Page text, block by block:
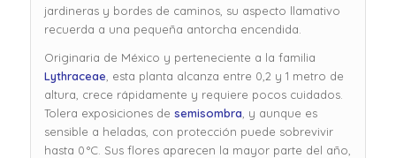
jardineras y bordes de caminos, su aspecto llamativo
recuerda a una pequeña antorcha encendida.
Originaria de México y perteneciente a la familia
Lythraceae , esta planta alcanza entre 0,2 y 1 metro de
altura, crece rápidamente y requiere pocos cuidados.
Tolera exposiciones de semisombra , y aunque es
sensible a heladas, con protección puede sobrevivir
hasta 0 °C. Sus flores aparecen la mayor parte del año,